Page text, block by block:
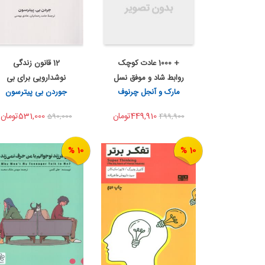
اضافه به سبد خرید
اشتراک گذاری
+ 1000 عادت کوچک
روابط شاد و موفق نسل
ن...
مارک و آنجل چرنوف
499,900449,910تومان
اضافه به سبد خرید
اشتراک گذاری
12 قانون زندگی
نوشدارویی برای بی
نظمی ...
جوردن بی پیترسون
590,000531,000تومان
10 %
10 %